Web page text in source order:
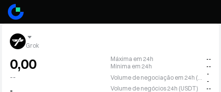
Grok
0,00
--
Máxima em 24h
--
Mínima em 24h
--
-
-
Volume de negócios 24h (USDT)
--